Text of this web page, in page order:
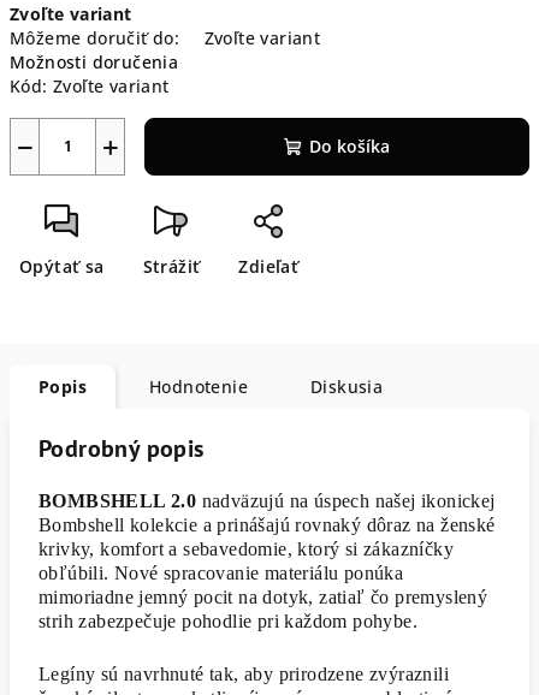
cena:
Zvoľte variant
Môžeme doručiť do:
Zvoľte variant
Možnosti doručenia
Kód: Zvoľte variant
+
− Do košíka
Opýtať sa Strážiť Zdieľať
Popis Hodnotenie Diskusia
Podrobný popis
BOMBSHELL 2.0 nadväzujú na úspech našej ikonickej
Bombshell kolekcie a prinášajú rovnaký dôraz na ženské
krivky, komfort a sebavedomie, ktorý si zákazníčky
obľúbili. Nové spracovanie materiálu ponúka
mimoriadne jemný pocit na dotyk, zatiaľ čo premyslený
strih zabezpečuje pohodlie pri každom pohybe.
Legíny sú navrhnuté tak, aby prirodzene zvýraznili